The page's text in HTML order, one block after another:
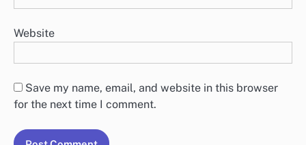
Website
Save my name, email, and website in this browser
for the next time I comment.